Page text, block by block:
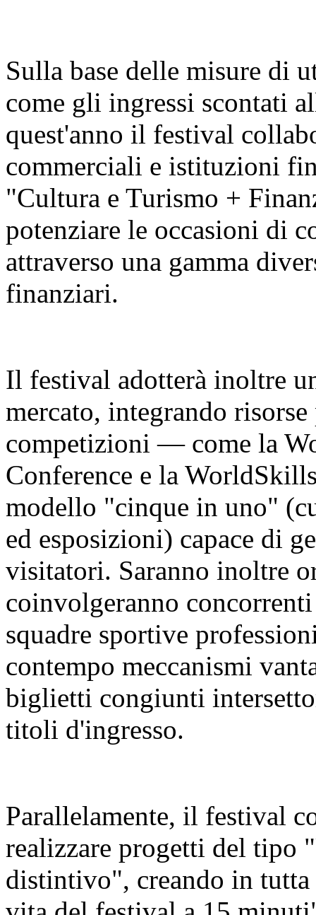
Sulla base delle misure di
come gli ingressi scontati
quest'anno il festival
commerciali e istituzioni
"Cultura e Turismo +
potenziare le occasioni di
attraverso una gamma
finanziari.
Il festival adotterà inoltre
mercato, integrando
competizioni — come la
Conference e la
modello "cinque in uno"
ed esposizioni) capace di
visitatori. Saranno inoltre
coinvolgeranno
squadre sportive
contempo meccanismi
biglietti congiunti
titoli d'ingresso.
Parallelamente, il festival
realizzare progetti del tipo
distintivo", creando in